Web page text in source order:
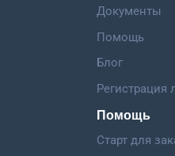
Документы
Помощь
Блог
Регистрация
Помощь
Старт для